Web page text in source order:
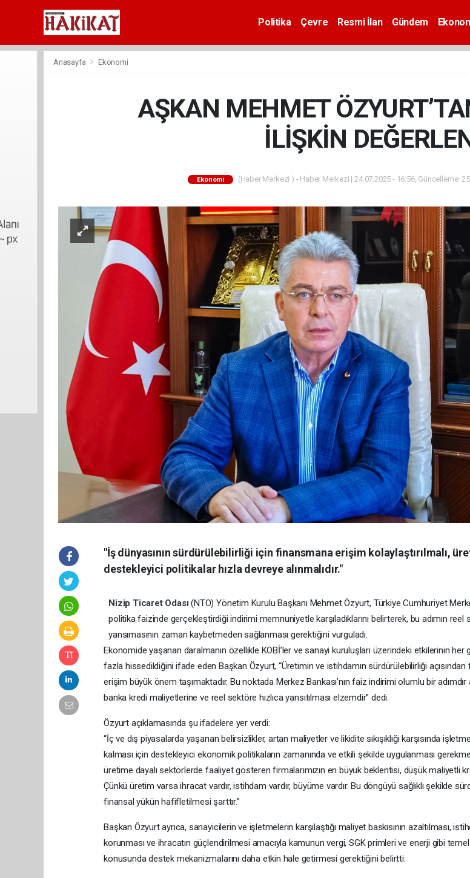
Politika Çevre Resmi İlan Gündem
Anasayfa Ekonomi
AŞKAN MEHMET
İLİŞKİN
Ekonomi (Haber Merkezi ) - Haber Merkezi | 24.07.2025 - 16:56, Güncelleme:
"İş dünyasının sürdürülebilirliği için finansmana erişim kolaylaştırılmalı,
destekleyici politikalar hızla devreye alınmalıdır."
Nizip Ticaret Odası(NTO) Yönetim Kurulu Başkanı Mehmet Özyurt, Türkiye Cumhuriyet
politika faizinde gerçekleştirdiği indirimi memnuniyetle karşıladıklarını belirterek, bu adımın reel
yansımasının zaman kaybetmeden sağlanması gerektiğini vurguladı.
Ekonomide yaşanan daralmanın özellikle KOBİ’ler ve sanayi kuruluşları üzerindeki etkilerinin her
fazla hissedildiğini ifade eden Başkan Özyurt, “Üretimin ve istihdamın sürdürülebilirliği
erişim büyük önem taşımaktadır. Bu noktada Merkez Bankası’nın faiz indirimi olumlu bir
banka kredi maliyetlerine ve reel sektöre hızlıca yansıtılması elzemdir” dedi.
Özyurt açıklamasında şu ifadelere yer verdi:
“İç ve dış piyasalarda yaşanan belirsizlikler, artan maliyetler ve likidite sıkışıklığı karşısında
kalması için destekleyici ekonomik politikaların zamanında ve etkili şekilde uygulanması
üretime dayalı sektörlerde faaliyet gösteren firmalarımızın en büyük beklentisi, düşük maliyetli
Çünkü üretim varsa ihracat vardır, istihdam vardır, büyüme vardır. Bu döngüyü sağlıklı şekilde
finansal yükün hafifletilmesi şarttır.”
Başkan Özyurt ayrıca, sanayicilerin ve işletmelerin karşılaştığı maliyet baskısının azaltılması,
korunması ve ihracatın güçlendirilmesi amacıyla kamunun vergi, SGK primleri ve enerji gibi
konusunda destek mekanizmalarını daha etkin hale getirmesi gerektiğini belirtti.